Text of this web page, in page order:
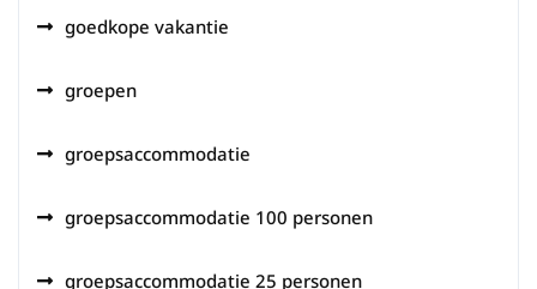
goedkope vakantie
groepen
groepsaccommodatie
groepsaccommodatie 100 personen
groepsaccommodatie 25 personen